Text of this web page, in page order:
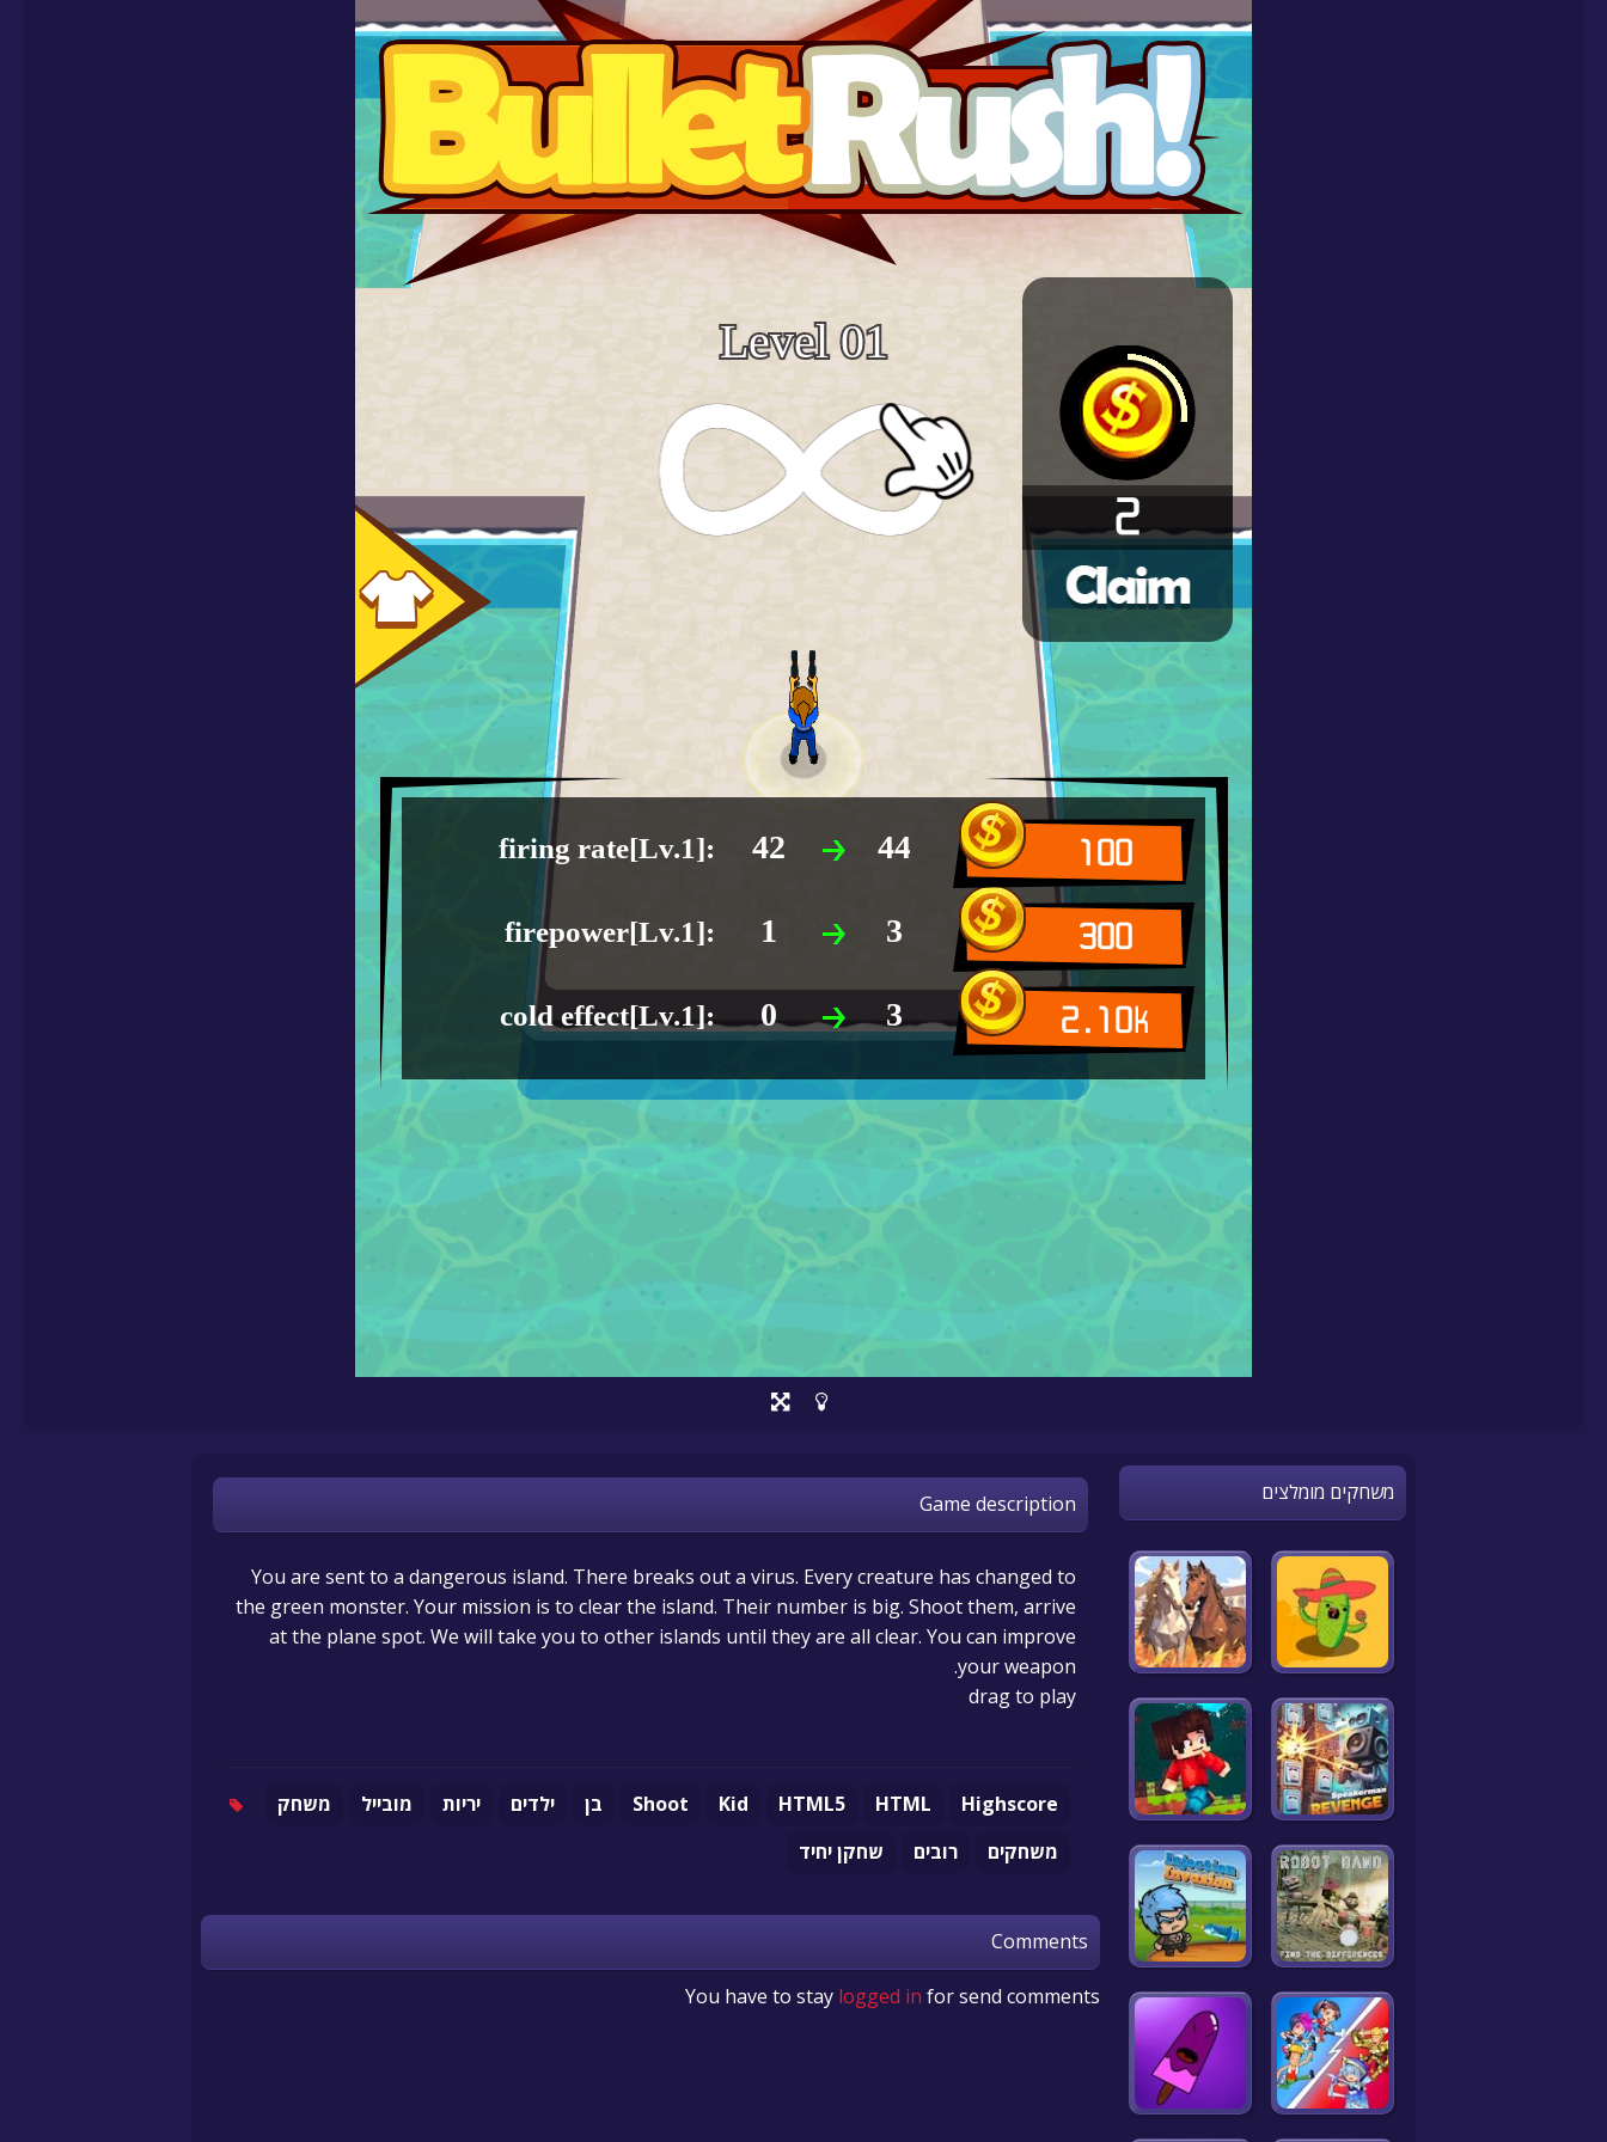
Game description
You are sent to a dangerous island. There breaks out a virus. Every creature has changed to
the green monster. Your mission is to clear the island. Their number is big. Shoot them, arrive
at the plane spot. We will take you to other islands until they are all clear. You can improve
your weapon.
drag to play
Highscore
HTML
HTML5
Kid
Shoot בן ילדים יריות מובייל
משחק
משחקים
רובים שחקן יחיד
Comments
You have to stay logged in for send comments
משחקים מומלצים